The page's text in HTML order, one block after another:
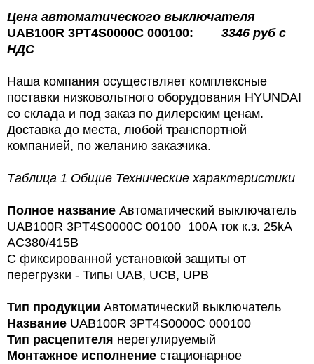
Цена автоматического выключателя
UAB100R 3PT4S0000C 000100:
3346 руб с
НДС
Наша компания осуществляет комплексные
поставки низковольтного оборудования HYUNDAI
со склада и под заказ по дилерским ценам.
Доставка до места, любой транспортной
компанией, по желанию заказчика.
Таблица 1 Общие Технические характеристики
Полное название Автоматический выключатель
UAB100R 3PT4S0000C 00100 100A ток к.з. 25kA
AC380/415В
С фиксированной установкой защиты от
перегрузки - Типы UAB, UCB, UPB
Тип продукции Автоматический выключатель
Название UAB100R 3PT4S0000C 000100
Тип расцепителя нерегулируемый
Монтажное исполнение стационарное